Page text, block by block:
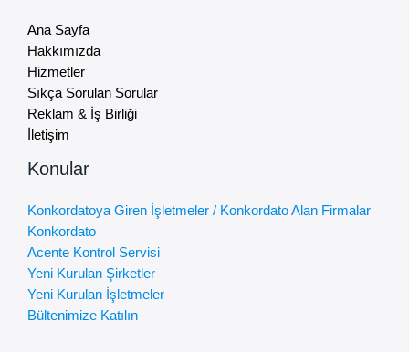
Ana Sayfa
Hakkımızda
Hizmetler
Sıkça Sorulan Sorular
Reklam & İş Birliği
İletişim
Konular
Konkordatoya Giren İşletmeler / Konkordato Alan Firmalar
Konkordato
Acente Kontrol Servisi
Yeni Kurulan Şirketler
Yeni Kurulan İşletmeler
Bültenimize Katılın